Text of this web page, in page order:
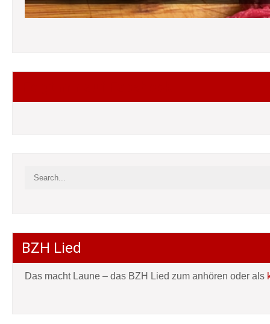
BZH Lied
Das macht Laune – das BZH Lied zum anhören oder als